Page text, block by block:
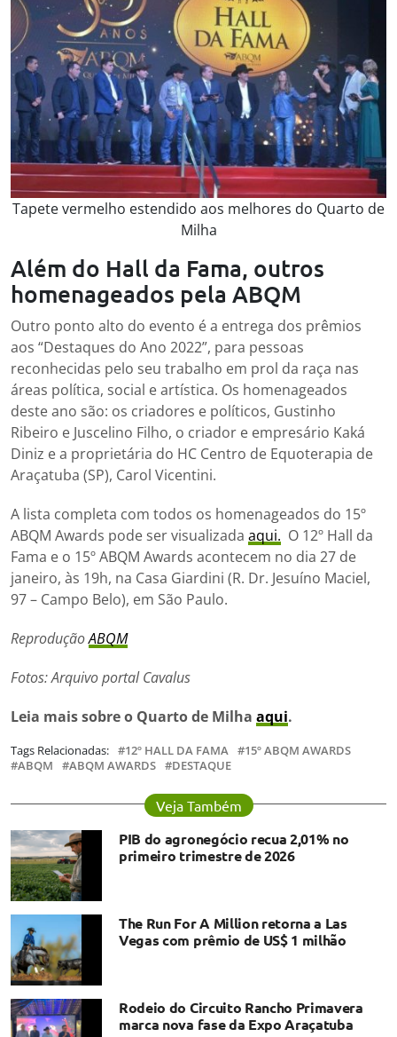
Tapete vermelho estendido aos melhores do Quarto de
Milha
Além do Hall da Fama, outros
homenageados pela ABQM
Outro ponto alto do evento é a entrega dos prêmios
aos “Destaques do Ano 2022”, para pessoas
reconhecidas pelo seu trabalho em prol da raça nas
áreas política, social e artística. Os homenageados
deste ano são: os criadores e políticos, Gustinho
Ribeiro e Juscelino Filho, o criador e empresário Kaká
Diniz e a proprietária do HC Centro de Equoterapia de
Araçatuba (SP), Carol Vicentini.
A lista completa com todos os homenageados do 15º
ABQM Awards pode ser visualizada aqui. O 12º Hall da
Fama e o 15º ABQM Awards acontecem no dia 27 de
janeiro, às 19h, na Casa Giardini (R. Dr. Jesuíno Maciel,
97 – Campo Belo), em São Paulo.
ReproduçãoABQM
Fotos: Arquivo portal Cavalus
Leia mais sobre o Quarto de Milha aqui.
Tags Relacionadas: 12º HALL DA FAMA
15º ABQM AWARDS
ABQM
ABQM AWARDS DESTAQUE
Veja Também
PIB do agronegócio recua 2,01% no
primeiro trimestre de 2026
The Run For A Million retorna a Las
Vegas com prêmio de US$ 1 milhão
Rodeio do Circuito Rancho Primavera
marca nova fase da Expo Araçatuba